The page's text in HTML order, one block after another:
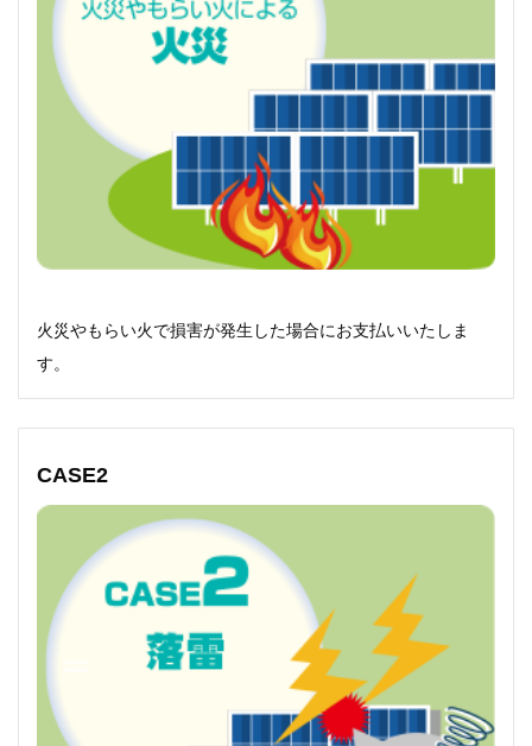
火災やもらい火で損害が発生した場合にお支払いいたしま
す。
CASE2